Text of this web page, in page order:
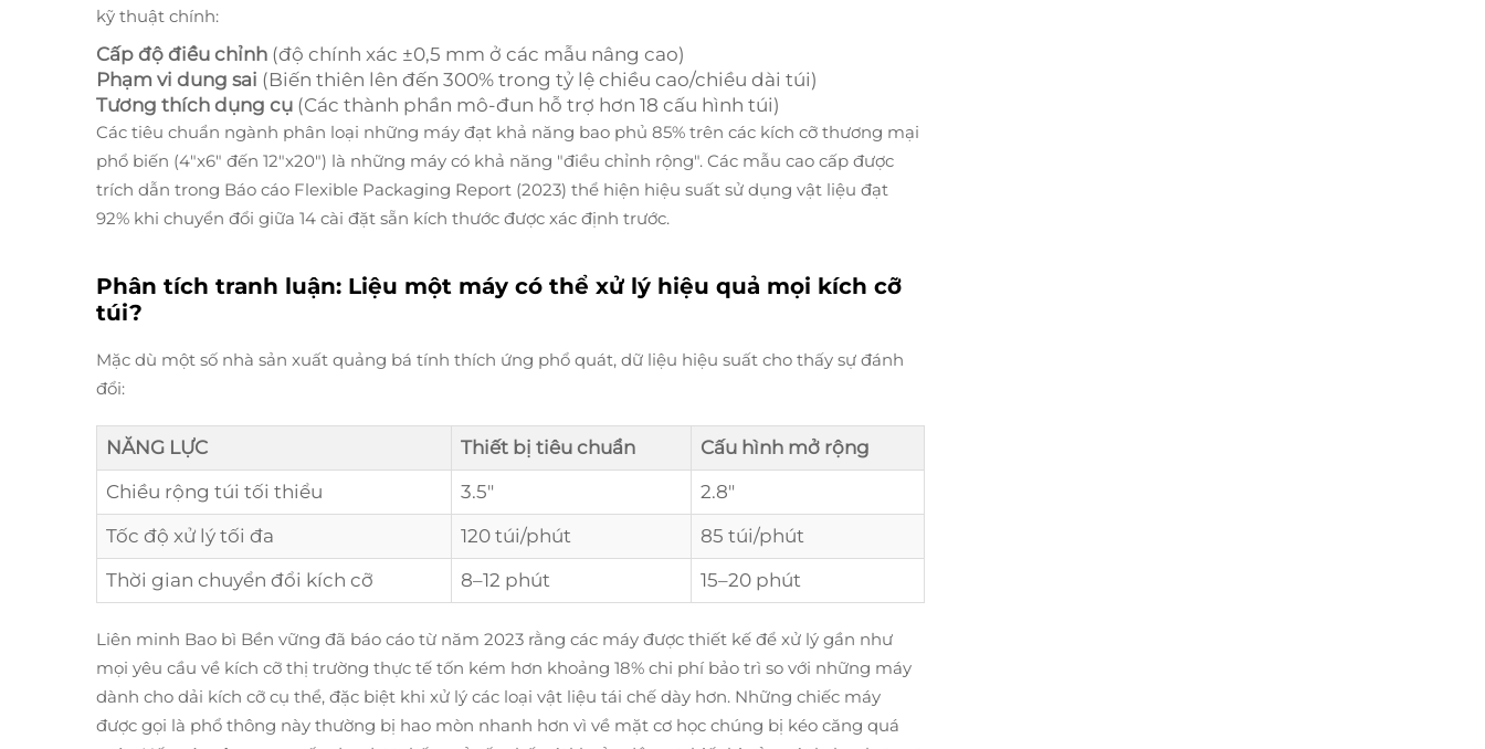
kỹ thuật chính:
Cấp độ điều chỉnh (độ chính xác ±0,5 mm ở các mẫu nâng cao)
Phạm vi dung sai (Biến thiên lên đến 300% trong tỷ lệ chiều cao/chiều dài túi)
Tương thích dụng cụ (Các thành phần mô-đun hỗ trợ hơn 18 cấu hình túi)
Các tiêu chuẩn ngành phân loại những máy đạt khả năng bao phủ 85% trên các kích cỡ thương mại
phổ biến (4"x6" đến 12"x20") là những máy có khả năng "điều chỉnh rộng". Các mẫu cao cấp được
trích dẫn trong Báo cáo Flexible Packaging Report (2023) thể hiện hiệu suất sử dụng vật liệu đạt
92% khi chuyển đổi giữa 14 cài đặt sẵn kích thước được xác định trước.
Phân tích tranh luận: Liệu một máy có thể xử lý hiệu quả mọi kích cỡ
túi?
Mặc dù một số nhà sản xuất quảng bá tính thích ứng phổ quát, dữ liệu hiệu suất cho thấy sự đánh
đổi:
NĂNG LỰC Thiết bị tiêu chuẩn
Cấu hình mở rộng
Chiều rộng túi tối thiểu
3.5"
2.8"
Tốc độ xử lý tối đa
120 túi/phút
85 túi/phút
Thời gian chuyển đổi kích cỡ
8–12 phút 15–20 phút
Liên minh Bao bì Bền vững đã báo cáo từ năm 2023 rằng các máy được thiết kế để xử lý gần như
mọi yêu cầu về kích cỡ thị trường thực tế tốn kém hơn khoảng 18% chi phí bảo trì so với những máy
dành cho dải kích cỡ cụ thể, đặc biệt khi xử lý các loại vật liệu tái chế dày hơn. Những chiếc máy
được gọi là phổ thông này thường bị hao mòn nhanh hơn vì về mặt cơ học chúng bị kéo căng quá